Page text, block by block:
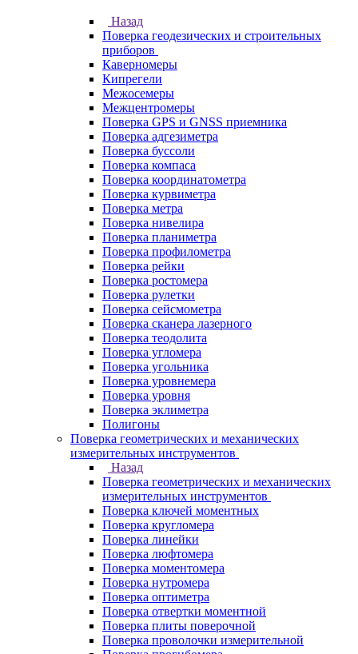
Назад
Поверка геодезических и строительных
приборов
Каверномеры
Кипрегели
Межосемеры
Межцентромеры
Поверка GPS и GNSS приемника
Поверка адгезиметра
Поверка буссоли
Поверка компаса
Поверка координатометра
Поверка курвиметра
Поверка метра
Поверка нивелира
Поверка планиметра
Поверка профилометра
Поверка рейки
Поверка ростомера
Поверка рулетки
Поверка сейсмометра
Поверка сканера лазерного
Поверка теодолита
Поверка угломера
Поверка угольника
Поверка уровнемера
Поверка уровня
Поверка эклиметра
Полигоны
Поверка геометрических и механических
измерительных инструментов
Назад
Поверка геометрических и механических
измерительных инструментов
Поверка ключей моментных
Поверка кругломера
Поверка линейки
Поверка люфтомера
Поверка моментомера
Поверка нутромера
Поверка оптиметра
Поверка отвертки моментной
Поверка плиты поверочной
Поверка проволочки измерительной